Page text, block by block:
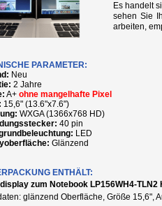
Es handelt
sehen Sie
arbeiten,
PARAMETER:
Neu
2 Jahre
A+ ohne mangelhafte Pixel
15,6" (13.6"x7.6")
WXGA (1366x768 HD)
40 pin
LED
Glänzend
ENTHÄLT:
zum Notebook LP156WH4-TLN2
g länzend Oberfläche, Größe 15,6",